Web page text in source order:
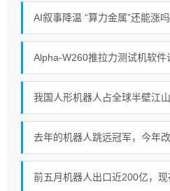
AI叙事降温 “算力金属”还能涨吗